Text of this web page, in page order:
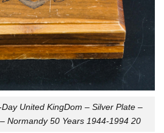
United KingDom – Silver Plate –
Normandy 50 Years 1944-1994 20